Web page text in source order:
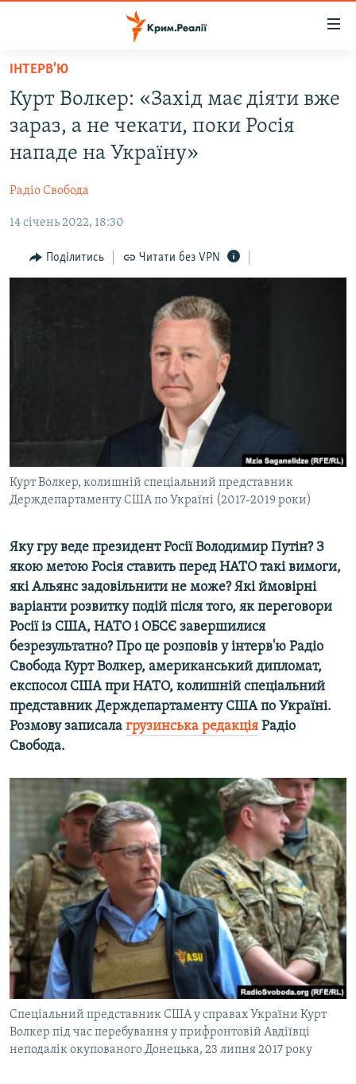
Перейти
основного
матеріалу
Перейти
до
основної
Перейти
пошуку
ВОДА.КРИМ
ВІДЕО ТА ФОТО
БЛОГИ
ПОГЛЯД
ІНТЕРВ'Ю
УКРАЇНСЬКА ПРОБЛЕМА КРИМУ
ЯК ОБІЙТИ БЛОКУВАННЯ
ІНТЕРВ'Ю
Курт Волкер: «Захід має діяти вже
зараз, а не чекати, поки Росія
нападе на Україну»
Радіо Свобода
14 січень 2022, 18:30
Поділитись Читати без VPN
Курт Волкер, колишній спеціальний представник
Держдепартаменту США по Україні (2017-2019 роки)
Яку гру веде президент Росії Володимир Путін? З
якою метою Росія ставить перед НАТО такі вимоги,
які Альянс задовільнити не може? Які ймовірні
варіанти розвитку подій після того, як переговори
Росії із США, НАТО і ОБСЄ завершилися
безрезультатно? Про це розповів у інтерв'ю Радіо
Свобода Курт Волкер, американський дипломат,
експосол США при НАТО, колишній спеціальний
представник Держдепартаменту США по Україні.
Розмову записала грузинська редакція Радіо
Свобода.
Спеціальний представник США у справах України Курт
Волкер під час перебування у прифронтовій Авдіївці
неподалік окупованого Донецька, 23 липня 2017 року